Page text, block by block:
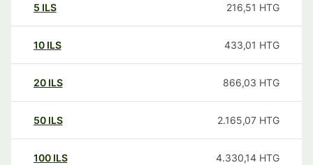
5 ILS 216,51 HTG
10 ILS 433,01 HTG
20 ILS 866,03 HTG
50 ILS 2.165,07 HTG
100 ILS 4.330,14 HTG